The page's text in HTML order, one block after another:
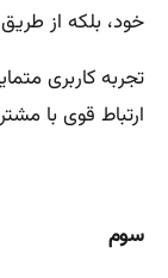
خود، بلکه از طریق
تجربه کاربری
ارتباط قوی با
سوم